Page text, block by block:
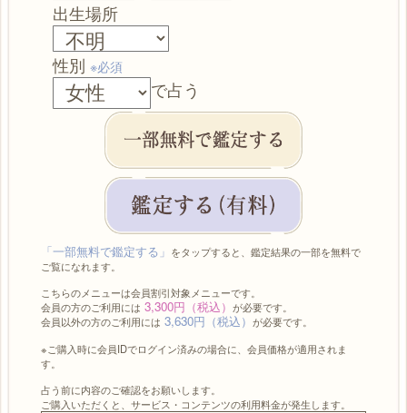
出生場所
性別 ※必須
で占う
「一部無料で鑑定する」 をタップすると、鑑定結果の一部を無料で
ご覧になれます。
こちらのメニューは会員割引対象メニューです。
会員の方のご利用には 3,300円（税込） が必要です。
会員以外の方のご利用には 3,630円（税込） が必要です。
※ご購入時に会員IDでログイン済みの場合に、会員価格が適用されま
す。
占う前に内容のご確認をお願いします。
ご購入いただくと、サービス・コンテンツの利用料金が発生します。